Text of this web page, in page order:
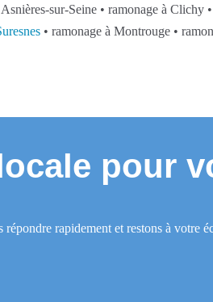
sur-Seine • ramonage à Clichy
• ramonage à Montrouge •
pour
rapidement et restons à votre